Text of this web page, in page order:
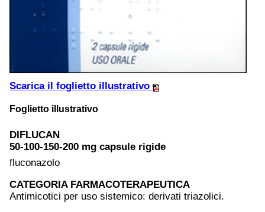
Scarica il foglietto illustrativo
Foglietto illustrativo
DIFLUCAN
50-100-150-200 mg capsule rigide
fluconazolo
CATEGORIA FARMACOTERAPEUTICA
Antimicotici per uso sistemico: derivati triazolici.